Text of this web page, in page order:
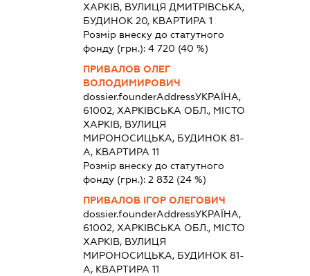
ХАРКІВ, ВУЛИЦЯ ДМИТРІВСЬКА,
БУДИНОК 20, КВАРТИРА 1
Розмір внеску до статутного
фонду (грн.): 4 720 (40 %)
ПРИВАЛОВ ОЛЕГ
ВОЛОДИМИРОВИЧ
dossier.founderAddressУКРАЇНА,
61002, ХАРКІВСЬКА ОБЛ., МІСТО
ХАРКІВ, ВУЛИЦЯ
МИРОНОСИЦЬКА, БУДИНОК 81-
А, КВАРТИРА 11
Розмір внеску до статутного
фонду (грн.): 2 832(24 %)
ПРИВАЛОВ ІГОР ОЛЕГОВИЧ
dossier.founderAddressУКРАЇНА,
61002, ХАРКІВСЬКА ОБЛ., МІСТО
ХАРКІВ, ВУЛИЦЯ
МИРОНОСИЦЬКА, БУДИНОК 81-
А, КВАРТИРА 11